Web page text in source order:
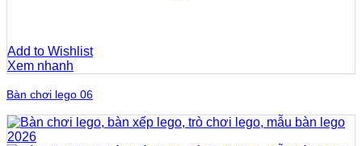
Add to Wishlist
Xem nhanh
Bàn chơi lego 06